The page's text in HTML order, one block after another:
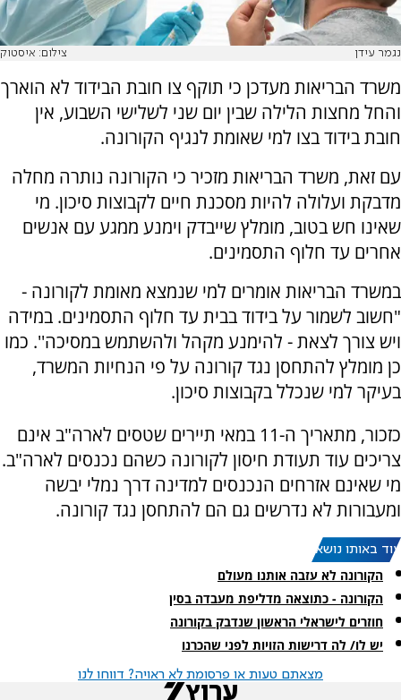
נגמר עידן צילום: איסטוק
משרד הבריאות מעדכן כי תוקף צו חובת הבידוד לא הוארך
והחל מחצות הלילה שבין יום שני לשלישי השבוע, אין
חובת בידוד בצו למי שאומת לנגיף הקורונה.
עם זאת, משרד הבריאות מזכיר כי הקורונה נותרה מחלה
מדבקת ועלולה להיות מסכנת חיים לקבוצות סיכון. מי
שאינו חש בטוב, מומלץ שייבדק וימנע ממגע עם אנשים
אחרים עד חלוף התסמינים.
במשרד הבריאות אומרים למי שנמצא מאומת לקורונה -
"חשוב לשמור על בידוד בבית עד חלוף התסמינים. במידה
ויש צורך לצאת - להימנע מקהל ולהשתמש במסיכה''. כמו
כן מומלץ להתחסן נגד קורונה על פי הנחיות המשרד,
בעיקר למי שנכלל בקבוצות סיכון.
כזכור, מתאריך ה-11 במאי תיירים שטסים לארה"ב אינם
צריכים עוד תעודת חיסון לקורונה כשהם נכנסים לארה"ב.
מי שאינם אזרחים הנכנסים למדינה דרך נמלי יבשה
ומעבורות לא נדרשים גם הם להתחסן נגד קורונה.
עוד באותו נושא:
הקורונה לא עזבה אותנו מעולם
הקורונה - כתוצאה מדליפת מעבדה בסין
חוזרים לישראלי הראשון שנדבק בקורונה
יש לו/ לה דרישות הזויות לפני שהכרנו
מצאתם טעות או פרסומת לא ראויה? דווחו לנו